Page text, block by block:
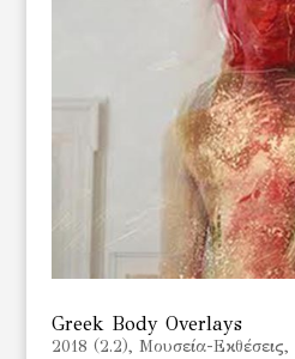
Greek Body Overlays
2018 (2.2), Μουσεία-Εκθέσεις,